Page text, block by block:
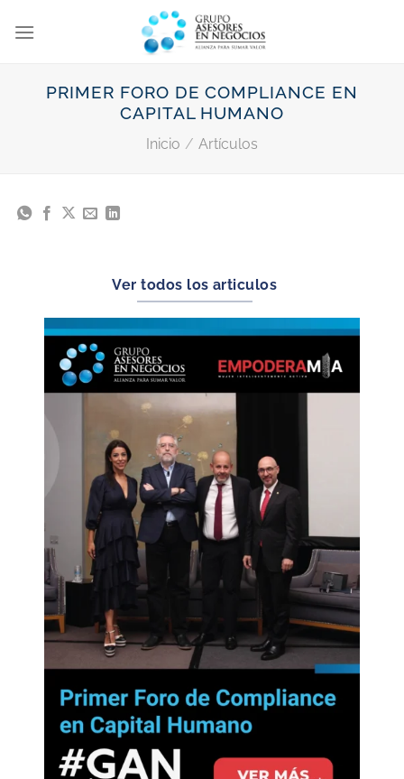
PRIMER FORO DE COMPLIANCE EN
CAPITAL HUMANO
Inicio / Artículos
Ver todos los articulos